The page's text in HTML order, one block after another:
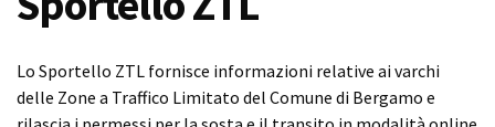
Lo Sportello ZTL fornisce informazioni relative ai varchi
delle Zone a Traffico Limitato del Comune di Bergamo e